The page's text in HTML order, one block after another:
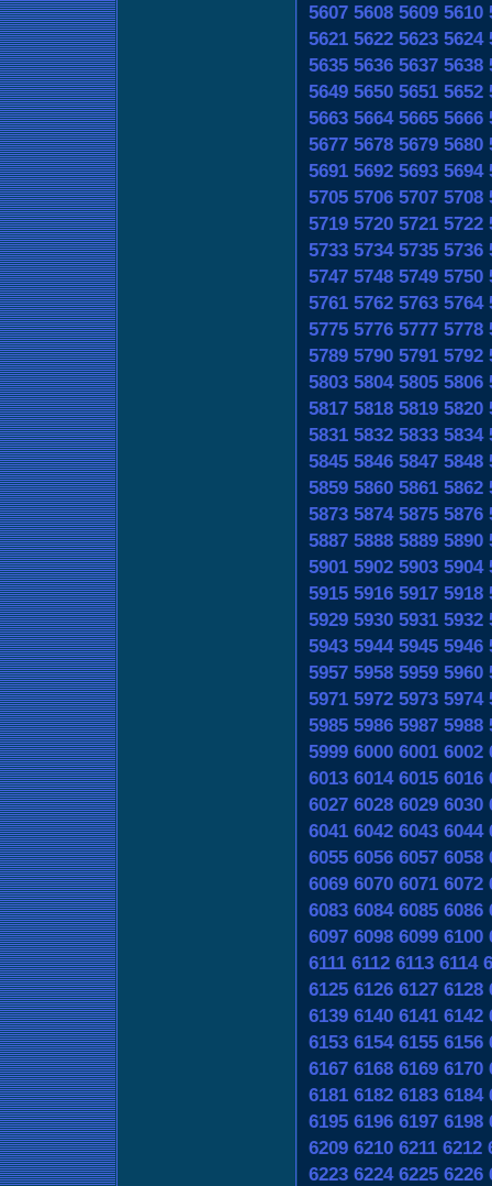
5607 5608 5609 5610
5621 5622 5623 5624
5635 5636 5637 5638
5649 5650 5651 5652
5663 5664 5665 5666
5677 5678 5679 5680
5691 5692 5693 5694
5705 5706 5707 5708
5719 5720 5721 5722
5733 5734 5735 5736
5747 5748 5749 5750
5761 5762 5763 5764
5775 5776 5777 5778
5789 5790 5791 5792
5803 5804 5805 5806
5817 5818 5819 5820
5831 5832 5833 5834
5845 5846 5847 5848
5859 5860 5861 5862
5873 5874 5875 5876
5887 5888 5889 5890
5901 5902 5903 5904
5915 5916 5917 5918
5929 5930 5931 5932
5943 5944 5945 5946
5957 5958 5959 5960
5971 5972 5973 5974
5985 5986 5987 5988
5999 6000 6001 6002
6013 6014 6015 6016
6027 6028 6029 6030
6041 6042 6043 6044
6055 6056 6057 6058
6069 6070 6071 6072
6083 6084 6085 6086
6097 6098 6099 6100
6111 6112 6113 6114
6125 6126 6127 6128
6139 6140 6141 6142
6153 6154 6155 6156
6167 6168 6169 6170
6181 6182 6183 6184
6195 6196 6197 6198
6209 6210 6211 6212
6223 6224 6225 6226